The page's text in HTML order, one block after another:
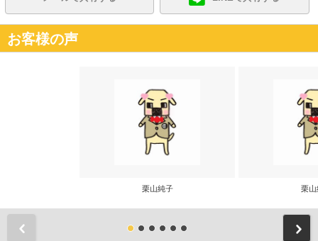
お客様の声
栗山純子 栗山